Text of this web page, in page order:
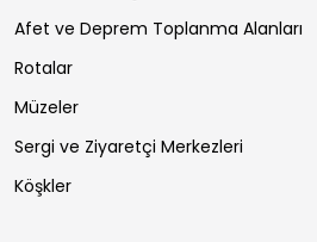
Afet ve Deprem Toplanma Alanları
Rotalar
Müzeler
Sergi ve Ziyaretçi Merkezleri
Köşkler